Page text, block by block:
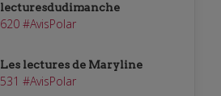
lecturesdudimanche
620 #AvisPolar
Les lectures de Maryline
531 #AvisPolar